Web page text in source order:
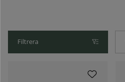
Filtrera